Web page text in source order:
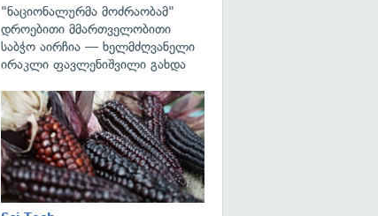
"ნაციონალურმა მოძრაობამ"
დროებითი მმართველობითი
საბჭო აირჩია — ხელმძღვანელი
ირაკლი ფავლენიშვილი გახდა